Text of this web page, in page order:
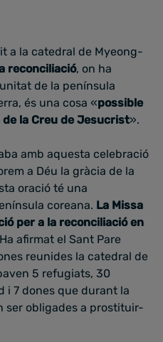
a la catedral de Myeong-
reconciliació, on ha
de la península
és una cosa «possible
la Creu de Jesucrist».
amb aquesta celebració
a Déu la gràcia de la
oració té una
coreana. La Missa
per a la reconciliació en
afirmat el Sant Pare
reunides la catedral de
5 refugiats, 30
i 7 dones que durant la
ser obligades a prostituir-